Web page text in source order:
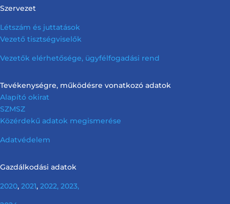
Szervezet
Létszám és juttatások
Vezető tisztségviselők
Vezetők elérhetősége, ügyfélfogadási rend
Tevékenységre, működésre vonatkozó adatok
Alapító okirat
SZMSZ
Közérdekű adatok megismerése
Adatvédelem
Gazdálkodási adatok
2020, 2021, 2022, 2023,